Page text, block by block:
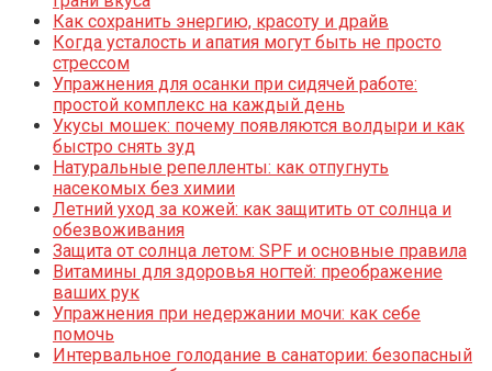
Как сохранить энергию, красоту и драйв
Когда усталость и апатия могут быть не просто
стрессом
Упражнения для осанки при сидячей работе:
простой комплекс на каждый день
Укусы мошек: почему появляются волдыри и как
быстро снять зуд
Натуральные репелленты: как отпугнуть
насекомых без химии
Летний уход за кожей: как защитить от солнца и
обезвоживания
Защита от солнца летом: SPF и основные правила
Витамины для здоровья ногтей: преображение
ваших рук
Упражнения при недержании мочи: как себе
помочь
Интервальное голодание в санатории: безопасный